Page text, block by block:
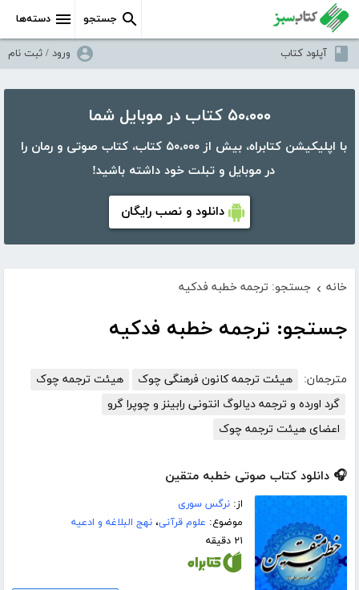
دسته‌ها جستجو
آپلود کتاب ورود / ثبت نام
۵۰،۰۰۰ کتاب در موبایل شما
با اپلیکیشن کتابراه، بیش از ۵۰،۰۰۰ کتاب، کتاب صوتی و رمان را
در موبایل و تبلت خود داشته باشید!
دانلود و نصب رایگان
خانه › جستجو: ترجمه خطبه فدکیه
جستجو: ترجمه خطبه فدکیه
مترجمان: هیئت ترجمه کانون فرهنگی چوک
هیئت ترجمه چوک
گرد اورده و ترجمه دیالوگ انتونی رابینز و چوپرا گرو
اعضای هیئت ترجمه چوک
🎧 دانلود کتاب صوتی خطبه متقین
از:نرگس سوری
موضوع: علوم قرآنی،نهج البلاغه و ادعیه
۲۱ دقیقه